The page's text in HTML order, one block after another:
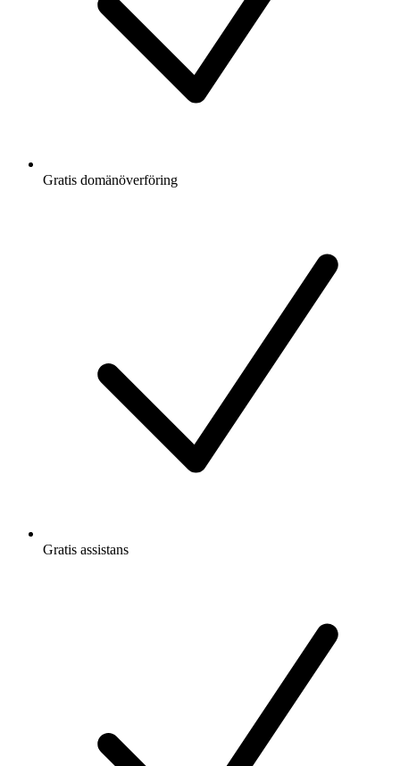
Gratis domänöverföring
Gratis assistans